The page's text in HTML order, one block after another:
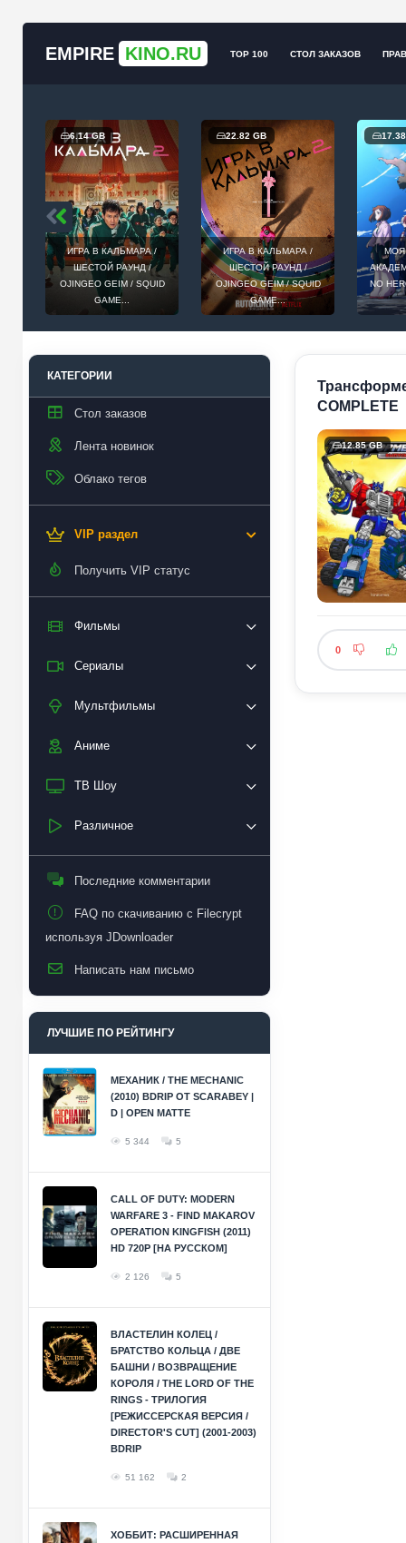
EMPIRE KINO.RU TOP 100 СТОЛ ЗАКАЗОВ
6.14 GB
ИГРА В КАЛЬМАРА /
ШЕСТОЙ РАУНД /
OJINGEO GEIM / SQUID
GAME...
22.82 GB
ИГРА В КАЛЬМАРА /
ШЕСТОЙ РАУНД /
OJINGEO GEIM / SQUID
GAME...
МОЯ
NO
КАТЕГОРИИ
Стол заказов
Лента новинок
Облако тегов
VIP раздел
Получить VIP статус
Фильмы
Сериалы
Мультфильмы
Аниме
ТВ Шоу
Различное
Последние комментарии
FAQ по скачиванию с Filecrypt
используя JDownloader
Написать нам письмо
ЛУЧШИЕ ПО РЕЙТИНГУ
МЕХАНИК / THE MECHANIC
(2010) BDRIP ОТ SCARABEY |
D | OPEN MATTE
5 344 5
CALL OF DUTY: MODERN
WARFARE 3 - FIND MAKAROV
OPERATION KINGFISH (2011)
HD 720P [НА РУССКОМ]
2 126 5
ВЛАСТЕЛИН КОЛЕЦ /
БРАТСТВО КОЛЬЦА / ДВЕ
БАШНИ / ВОЗВРАЩЕНИЕ
КОРОЛЯ / THE LORD OF THE
RINGS - ТРИЛОГИЯ
[РЕЖИССЕРСКАЯ ВЕРСИЯ /
DIRECTOR'S CUT] (2001-2003)
BDRIP
51 162 2
ХОББИТ: РАСШИРЕННАЯ
COMPLETE
12.85 GB
0